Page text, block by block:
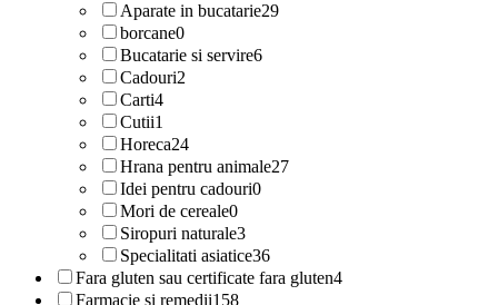
Aparate in bucatarie29
borcane0
Bucatarie si servire6
Cadouri2
Carti4
Cutii1
Horeca24
Hrana pentru animale27
Idei pentru cadouri0
Mori de cereale0
Siropuri naturale3
Specialitati asiatice36
Fara gluten sau certificate fara gluten4
Farmacie si remedii158